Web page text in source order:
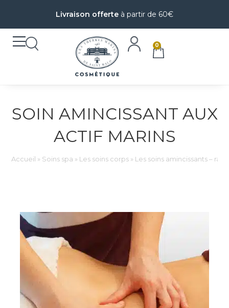
Livraison offerte à partir de 60€
0
SOIN AMINCISSANT AUX
ACTIF MARINS
Accueil » Soins spa » Les soins corps » Les soins amincissants –